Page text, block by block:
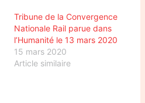
Tribune de la Convergence
Nationale Rail parue dans
l’Humanité le 13 mars 2020
15 mars 2020
Article similaire